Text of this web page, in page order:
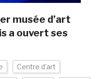
musée d’art
a ouvert ses
Centre d'art